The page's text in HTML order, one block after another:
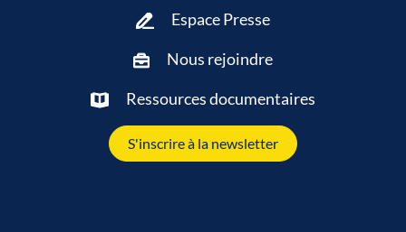
Espace Presse
Nous rejoindre
Ressources documentaires
S'inscrire à la newsletter